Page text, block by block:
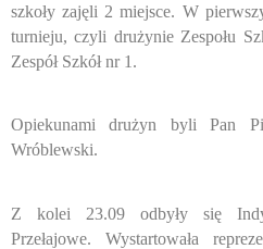
szkoły zajęli 2 miejsce. W
turnieju, czyli drużynie Zespołu
Zespół Szkół nr 1.
Opiekunami drużyn byli Pan
Wróblewski.
Z kolei 23.09 odbyły się
Przełajowe. Wystartowała